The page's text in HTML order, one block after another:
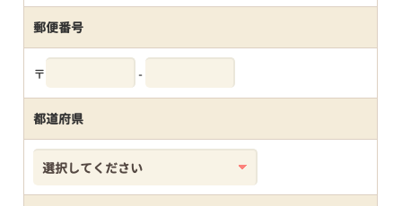
郵便番号
〒 -
都道府県